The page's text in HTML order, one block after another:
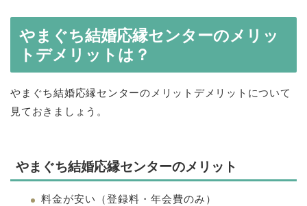
やまぐち結婚応縁センターのメリッ
トデメリットは？
やまぐち結婚応縁センターのメリットデメリットについて
見ておきましょう。
やまぐち結婚応縁センターのメリット
料金が安い（登録料・年会費のみ）